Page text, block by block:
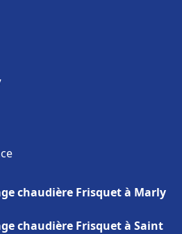
chaudière Frisquet à Marly
chaudière Frisquet à Saint